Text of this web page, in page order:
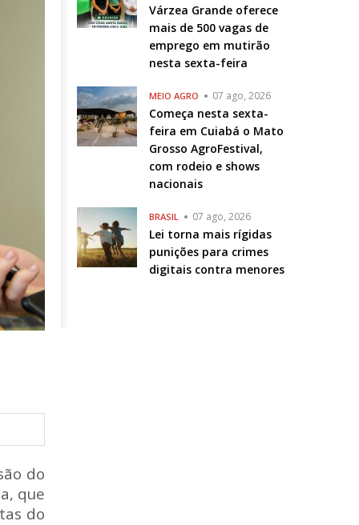
do
que
do
Várzea Grande oferece
mais de 500 vagas de
emprego em mutirão
nesta sexta-feira
MEIO AGRO 07 ago, 2026
Começa nesta sexta-
feira em Cuiabá o Mato
Grosso AgroFestival,
com rodeio e shows
nacionais
BRASIL 07 ago, 2026
Lei torna mais rígidas
punições para crimes
digitais contra menores